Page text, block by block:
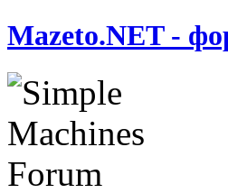
Mazeto.NET -